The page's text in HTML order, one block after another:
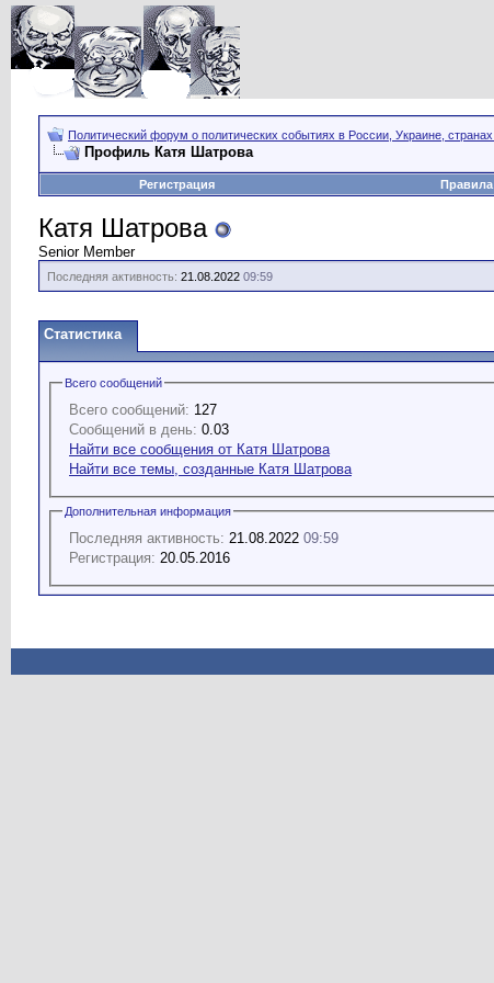
Политический форум о политических событиях в России, Украине,
Профиль Катя Шатрова
Регистрация
Катя Шатрова
Senior Member
Последняя активность: 21.08.2022 09:59
Статистика
Всего сообщений
Всего сообщений: 127
Сообщений в день: 0.03
Найти все сообщения от Катя Шатрова
Найти все темы, созданные Катя Шатрова
Дополнительная информация
Последняя активность: 21.08.2022 09:59
Регистрация: 20.05.2016